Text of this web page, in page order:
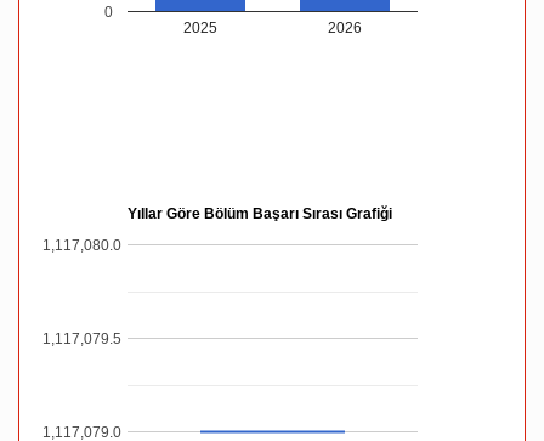
2025 2026
0
Yıllar Göre Bölüm Başarı Sırası Grafiği
1,117,079.0
1,117,079.5
1,117,080.0